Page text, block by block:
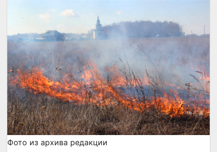
Фото из архива редакции